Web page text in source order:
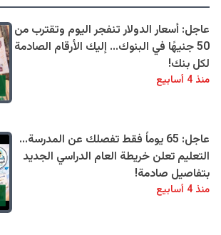
عاجل: أسعار الدولار تنفجر اليوم وتقترب من
50 جنيهًا في البنوك... إليك الأرقام الصادمة
لكل بنك!
منذ 4 أسابيع
عاجل: 65 يوماً فقط تفصلك عن المدرسة...
التعليم تعلن خريطة العام الدراسي الجديد
بتفاصيل صادمة!
منذ 4 أسابيع